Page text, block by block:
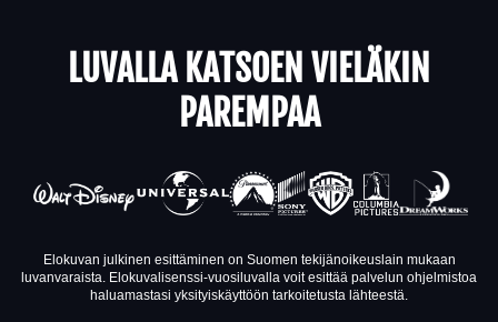
LUVALLA KATSOEN VIELÄKIN
PAREMPAA
Elokuvan julkinen esittäminen on Suomen tekijänoikeuslain mukaan
luvanvaraista. Elokuvalisenssi-vuosiluvalla voit esittää palvelun ohjelmistoa
haluamastasi yksityiskäyttöön tarkoitetusta lähteestä.